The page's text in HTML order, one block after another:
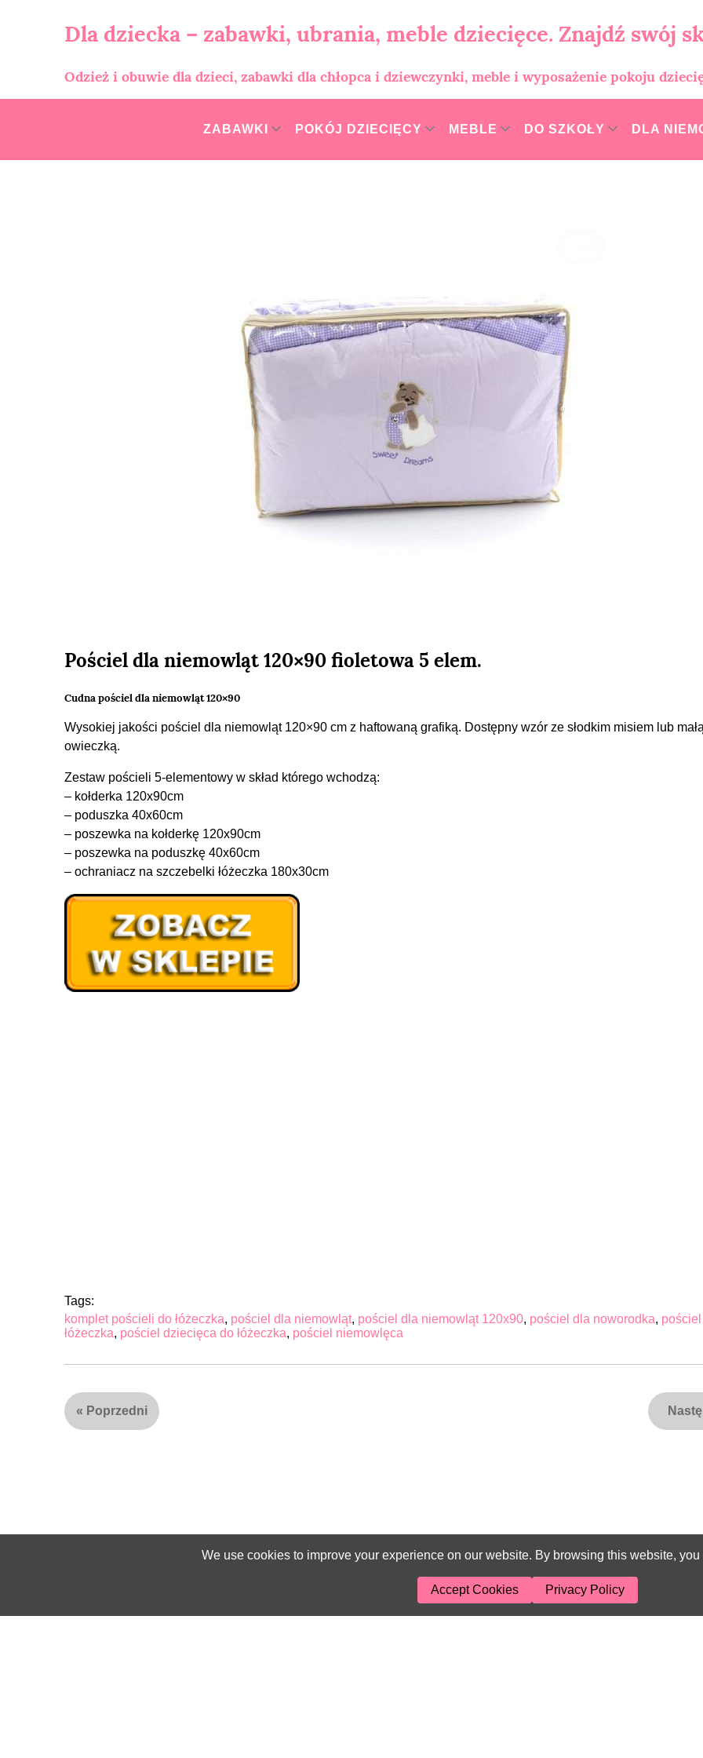
Dla dziecka – zabawki, ubrania, meble dziecięce. Znajdź swój
Odzież i obuwie dla dzieci, zabawki dla chłopca i dziewczynki, meble i wyposażenie pokoju
ZABAWKI POKÓJ DZIECIĘCY MEBLE DO SZKOŁY DLA
Pościel dla niemowląt 120×90 fioletowa 5 elem.
Cudna pościel dla niemowląt 120×90
Wysokiej jakości pościel dla niemowląt 120×90 cm z haftowaną grafiką. Dostępny wzór ze słodkim misiem lub
owieczką.
Zestaw pościeli 5-elementowy w skład którego wchodzą:
– kołderka 120x90cm
– poduszka 40x60cm
– poszewka na kołderkę 120x90cm
– poszewka na poduszkę 40x60cm
– ochraniacz na szczebelki łóżeczka 180x30cm
Tags:
komplet pościeli do łóżeczka, pościel dla niemowląt, pościel dla niemowląt 120x90, pościel dla noworodka,
łóżeczka, pościel dziecięca do łóżeczka, pościel niemowlęca
« Poprzedni
We use cookies to improve your experience on our website. By browsing this website,
Accept Cookies Privacy Policy